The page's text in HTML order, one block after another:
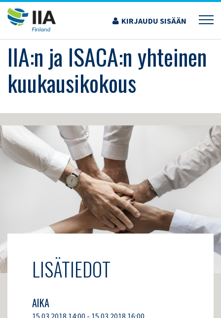
Siirry
sisältöön
KIRJAUDU SISÄÄN
›KOULUTUS JA TAPAHTUMAT IIA:N JA ISACA:N YHTEINEN KUUKAUSIKOKOUS
IIA:n ja ISACA:n yhteinen
kuukausikokous
LISÄTIEDOT
AIKA
15.03.2018 14:00 - 15.03.2018 16:00